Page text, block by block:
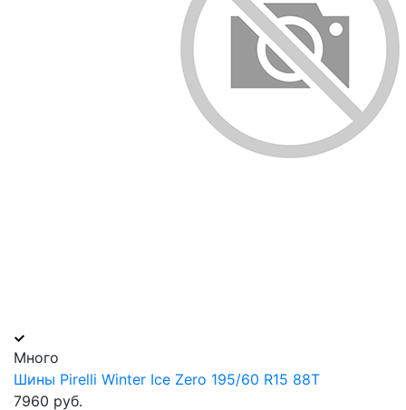
Много
Шины Pirelli Winter Ice Zero 195/60 R15 88T
7960 руб.